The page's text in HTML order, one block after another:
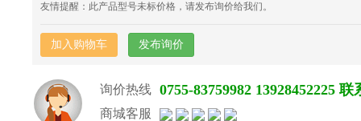
友情提醒：此产品型号未标价格，请发布询价给我们。
加入购物车 发布询价
询价热线 0755-83759982 13928452225
商城客服